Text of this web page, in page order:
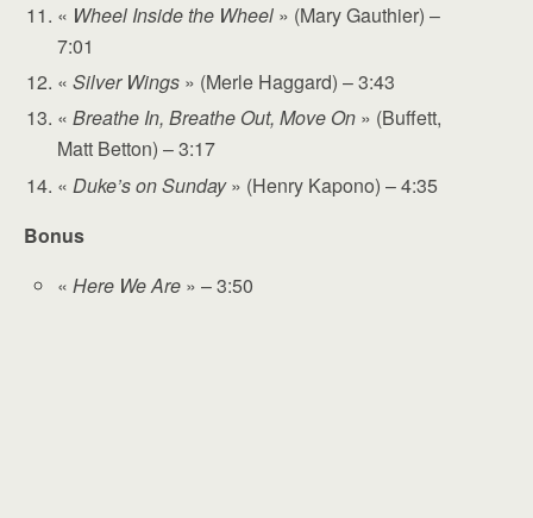
« Wheel Inside the Wheel » (Mary Gauthier) –
7:01
«Silver Wings » (Merle Haggard) – 3:43
«Breathe In, Breathe Out, Move On » (Buffett,
Matt Betton) – 3:17
«Duke’s on Sunday» (Henry Kapono) – 4:35
Bonus
«Here We Are » – 3:50